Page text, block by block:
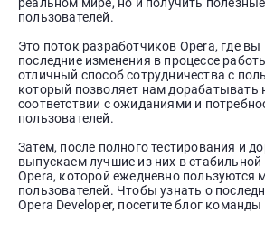
реальном мире, но и получить
пользователей.
Это поток разработчиков Opera, где вы
последние изменения в процессе
отличный способ сотрудничества с
который позволяет нам дорабатывать
соответствии с ожиданиями и
пользователей.
Затем, после полного тестирования и
выпускаем лучшие из них в стабильной
Opera, которой ежедневно пользуются
пользователей. Чтобы узнать о
Opera Developer, посетите блог команды